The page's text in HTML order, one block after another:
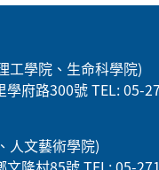
工學院、生命科學院)
府路300號 TEL: 05-
人文藝術學院)